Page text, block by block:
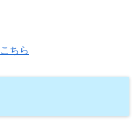
こちら